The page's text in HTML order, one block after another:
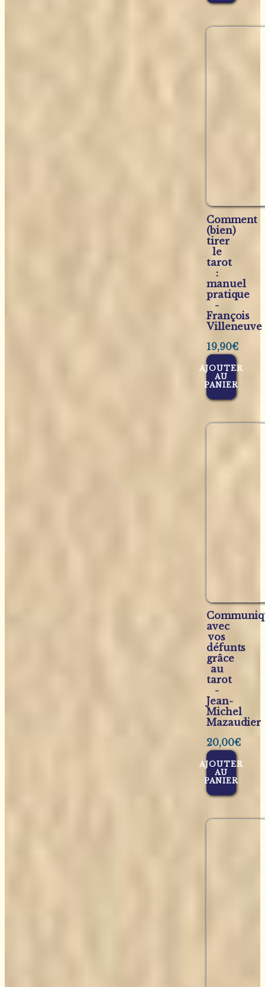
Comment
(bien)
tirer
le
tarot
:
manuel
pratique
-
François
Villeneuve
19,90€
AJOUTER
AU
PANIER
avec
vos
défunts
grâce
au
tarot
-
Jean-
Michel
Mazaudier
20,00€
AJOUTER
AU
PANIER